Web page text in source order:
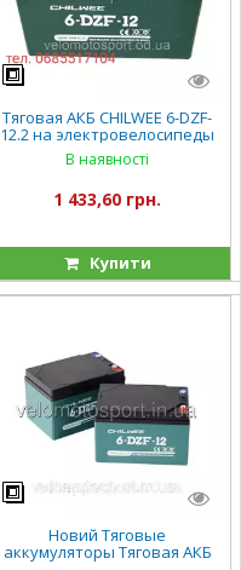
Тяговая АКБ CHILWEE 6-DZF-
12.2 на электровелосипеды
В наявності
1 433,60 грн.
Купити
Новий Тяговые
аккумуляторы Тяговая АКБ